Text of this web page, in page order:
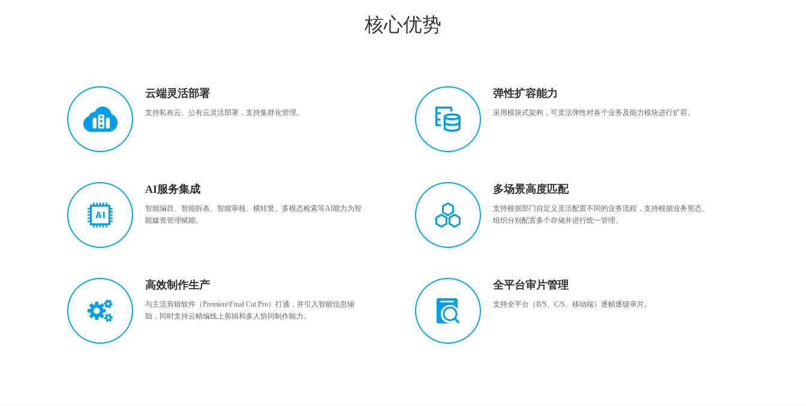
核心优势
云端灵活部署
支持私有云、公有云灵活部署，支持集群化管理。
弹性扩容能力
采用模块式架构，可灵活弹性对各个业务及能力模块进行扩容。
AI服务集成
智能编目、智能拆条、智能审核、横转竖、多模态检索等AI能力为智
能媒资管理赋能。
多场景高度匹配
支持根据部门自定义灵活配置不同的业务流程，支持根据业务形态、
组织分别配置多个存储并进行统一管理。
高效制作生产
与主流剪辑软件（Premiere\Final Cut Pro）打通，并引入智能信息辅
助，同时支持云精编线上剪辑和多人协同制作能力。
全平台审片管理
支持全平台（B/S、C/S、移动端）逐帧逐级审片。